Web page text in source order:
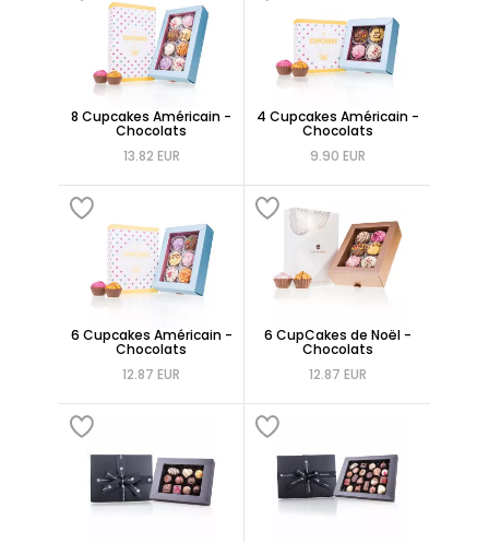
8 Cupcakes Américain -
Chocolats
13.82 EUR
4 Cupcakes Américain -
Chocolats
9.90 EUR
6 Cupcakes Américain -
Chocolats
12.87 EUR
6 CupCakes de Noël -
Chocolats
12.87 EUR